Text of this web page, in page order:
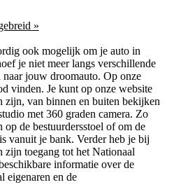
»
ook mogelijk om je auto in
je niet meer langs verschillende
jouw droomauto. Op onze
vinden. Je kunt op onze website
zijn, van binnen en buiten bekijken
met 360 graden camera. Zo
op de bestuurdersstoel of om de
vanuit je bank. Verder heb je bij
zijn toegang tot het Nationaal
informatie over de
eigenaren en de